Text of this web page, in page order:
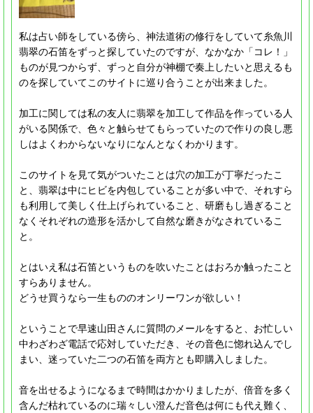
私は占い師をしている傍ら、神法道術の修行をしていて糸魚川
翡翠の石笛をずっと探していたのですが、なかなか「コレ！」
ものが見つからず、ずっと自分が神棚で奏上したいと思えるも
のを探していてこのサイトに巡り合うことが出来ました。
加工に関しては私の友人に翡翠を加工して作品を作っている人
がいる関係で、色々と触らせてもらっていたので作りの良し悪
しはよくわからないなりになんとなくわかります。
このサイトを見て気がついたことは穴の加工が丁寧だったこ
と、翡翠は中にヒビを内包していることが多い中で、それすら
も利用して美しく仕上げられていること、研磨もし過ぎること
なくそれぞれの造形を活かして自然な磨きがなされているこ
と。
とはいえ私は石笛というものを吹いたことはおろか触ったこと
すらありません。
どうせ買うなら一生もののオンリーワンが欲しい！
ということで早速山田さんに質問のメールをすると、お忙しい
中わざわざ電話で応対していただき、その音色に惚れ込んでし
まい、迷っていた二つの石笛を両方とも即購入しました。
音を出せるようになるまで時間はかかりましたが、倍音を多く
含んだ枯れているのに瑞々しい澄んだ音色は何にも代え難く、